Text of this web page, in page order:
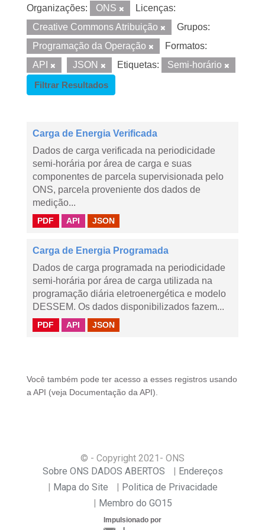
Organizações: ONS
Licenças:
Creative Commons Atribuição
Grupos:
Programação da Operação
Formatos:
API
JSON Etiquetas:
Semi-horário
Filtrar Resultados
Carga de Energia Verificada
Dados de carga verificada na periodicidade
semi-horária por área de carga e suas
componentes de parcela supervisionada pelo
ONS, parcela proveniente dos dados de
medição...
PDF API JSON
Carga de Energia Programada
Dados de carga programada na periodicidade
semi-horária por área de carga utilizada na
programação diária eletroenergética e modelo
DESSEM. Os dados disponibilizados fazem...
PDF API JSON
Você também pode ter acesso a esses registros usando
a API (veja Documentação da API ).
© - Copyright 2021 - ONS
Sobre ONS DADOS ABERTOS
Endereços
Mapa do Site
Politica de Privacidade
Membro do GO15
Impulsionado por